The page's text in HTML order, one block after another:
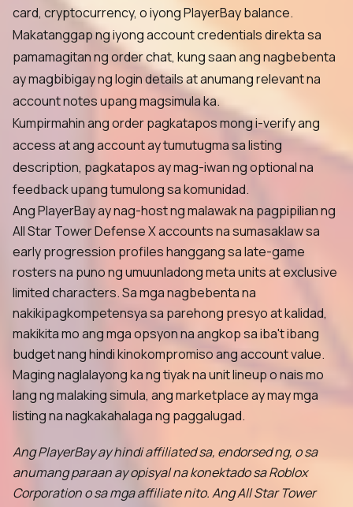
card, cryptocurrency, o iyong PlayerBay balance.
Makatanggap ng iyong account credentials direkta sa
pamamagitan ng order chat, kung saan ang nagbebenta
ay magbibigay ng login details at anumang relevant na
account notes upang magsimula ka.
Kumpirmahin ang order pagkatapos mong i-verify ang
access at ang account ay tumutugma sa listing
description, pagkatapos ay mag-iwan ng optional na
feedback upang tumulong sa komunidad.
Ang PlayerBay ay nag-host ng malawak na pagpipilian ng
All Star Tower Defense X accounts na sumasaklaw sa
early progression profiles hanggang sa late-game
rosters na puno ng umuunladong meta units at exclusive
limited characters. Sa mga nagbebenta na
nakikipagkompetensya sa parehong presyo at kalidad,
makikita mo ang mga opsyon na angkop sa iba't ibang
budget nang hindi kinokompromiso ang account value.
Maging naglalayong ka ng tiyak na unit lineup o nais mo
lang ng malaking simula, ang marketplace ay may mga
listing na nagkakahalaga ng paggalugad.
Ang PlayerBay ay hindi affiliated sa, endorsed ng, o sa
anumang paraan ay opisyal na konektado sa Roblox
Corporation o sa mga affiliate nito. Ang All Star Tower